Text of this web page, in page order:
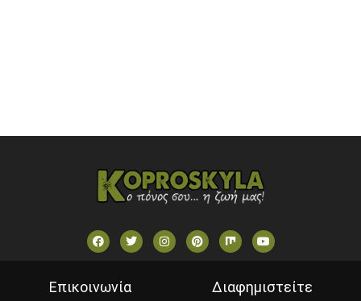
Επικοινωνία Διαφημιστείτε